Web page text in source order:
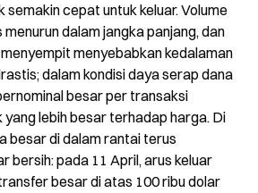
cepat untuk keluar. Volume
dalam jangka panjang, dan
menyebabkan kedalaman
dalam kondisi daya serap dana
besar per transaksi
lebih besar terhadap harga. Di
besar di dalam rantai terus
bersih: pada 11 April, arus keluar
besar di atas 100 ribu dolar